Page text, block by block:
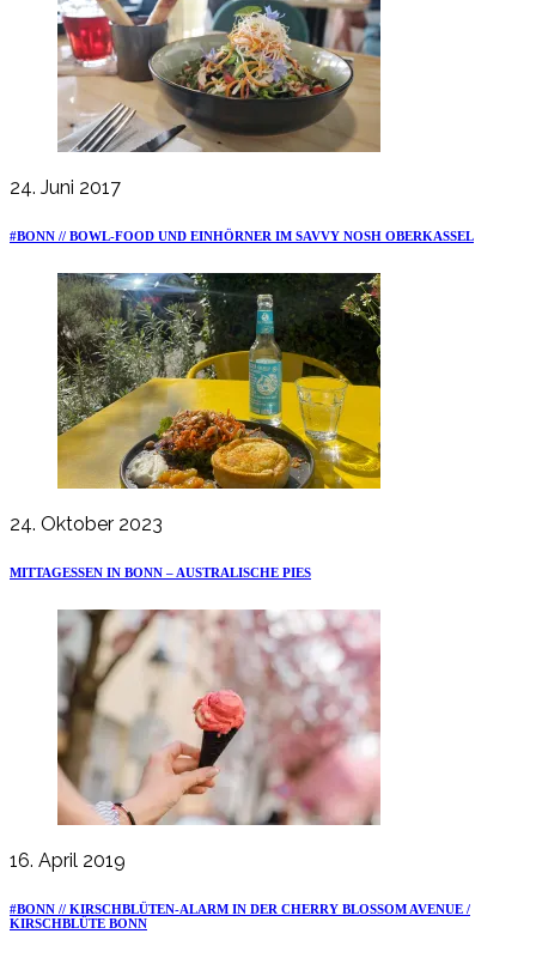
24. Juni 2017
#BONN // BOWL-FOOD UND EINHÖRNER IM SAVVY NOSH OBERKASSEL
24. Oktober 2023
MITTAGESSEN IN BONN – AUSTRALISCHE PIES
16. April 2019
#BONN // KIRSCHBLÜTEN-ALARM IN DER CHERRY BLOSSOM AVENUE /
KIRSCHBLÜTE BONN